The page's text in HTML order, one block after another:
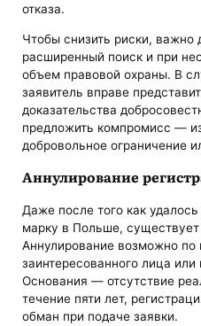
отказа.
Чтобы снизить риски, важно
расширенный поиск и при
объем правовой охраны. В
заявитель вправе
доказательства
предложить компромисс —
добровольное ограничение
Аннулирование
Даже после того как
марку в Польше, существует
Аннулирование возможно по
заинтересованного лица
Основания — отсутствие
течение пяти лет,
обман при подаче заявки.